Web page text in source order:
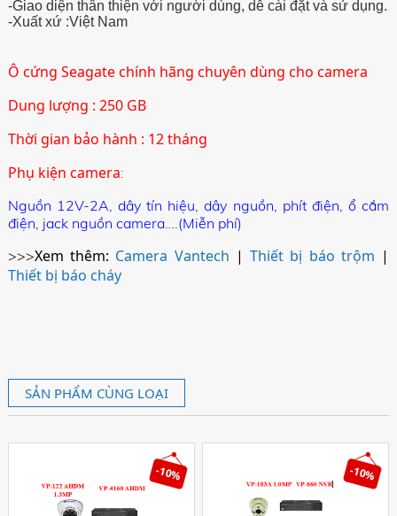
-Giao diện thân thiện với người dùng, dễ cài đặt và sử dụng.
-Xuất xứ :Việt Nam
Ô cứng Seagate chính hãng chuyên dùng cho camera
Dung lượng : 250 GB
Thời gian bảo hành : 12 tháng
Phụ kiện camera:
Nguồn 12V-2A, dây tín hiệu, dây nguồn, phít điện, ổ cắm
điện, jack nguồn camera….(Miễn phí)
>>>Xem thêm: Camera Vantech |Thiết bị báo trộm |
Thiết bị báo cháy
SẢN PHẨM CÙNG LOẠI
-10% -10%